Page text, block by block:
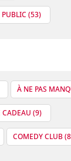
PUBLIC (53)
À NE PAS
CADEAU (9)
COMEDY CLUB